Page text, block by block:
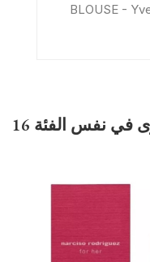
BLOUSE -